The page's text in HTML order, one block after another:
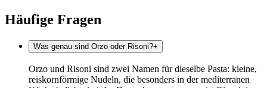
Häufige Fragen
Was genau sind Orzo oder Risoni?+
Orzo und Risoni sind zwei Namen für dieselbe Pasta: kleine,
reiskornförmige Nudeln, die besonders in der mediterranen